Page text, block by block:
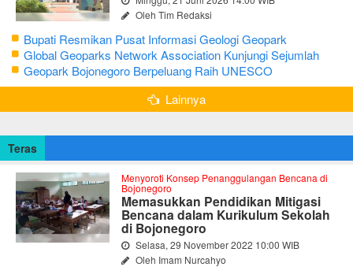
Oleh Tim Redaksi
Bupati Resmikan Pusat Informasi Geologi Geopark
Bojonegoro
Global Geoparks Network Association Kunjungi Sejumlah
Geosite di Bojonegoro
Geopark Bojonegoro Berpeluang Raih UNESCO
Global Geopark
Lainnya
Teras
Menyoroti Konsep Penanggulangan Bencana di
Bojonegoro
Memasukkan Pendidikan Mitigasi
Bencana dalam Kurikulum Sekolah
di Bojonegoro
Selasa, 29 November 2022 10:00 WIB
Oleh Imam Nurcahyo